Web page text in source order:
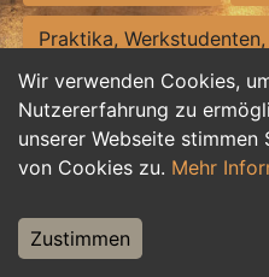
Wir verwenden Cookies,
Nutzererfahrung zu
unserer Webseite stimmen
von Cookies zu. Mehr
Zustimmen
Praktika,
Personalwesen
Hilfskräfte, Aushilfs- und
Weiterbildung, Studium,